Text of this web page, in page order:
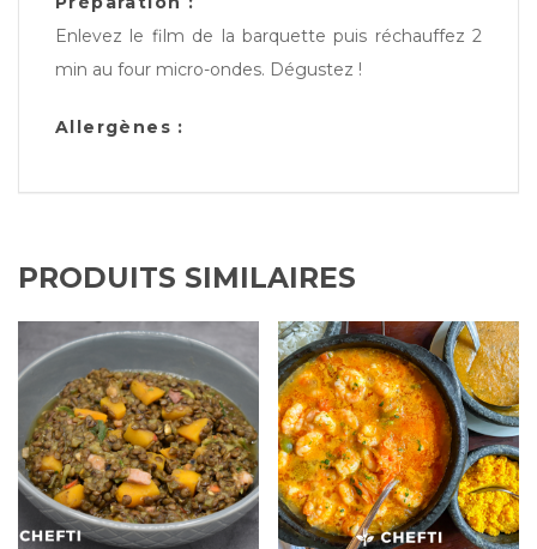
Enlevez le film de la barquette puis réchauffez 2
min au four micro-ondes. Dégustez !
Allergènes :
PRODUITS SIMILAIRES